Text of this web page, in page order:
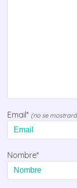
Email* (no se
Nombre*